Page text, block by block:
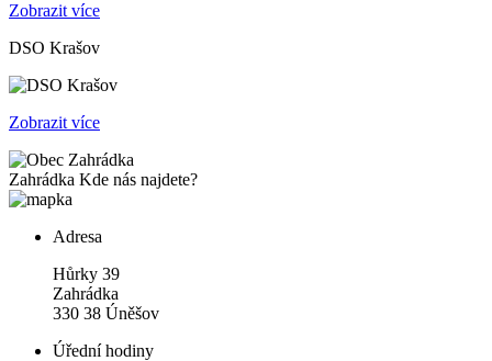
Zobrazit více
DSO Krašov
Zobrazit více
Zahrádka Kde nás najdete?
Adresa
Hůrky 39
Zahrádka
330 38 Úněšov
Úřední hodiny